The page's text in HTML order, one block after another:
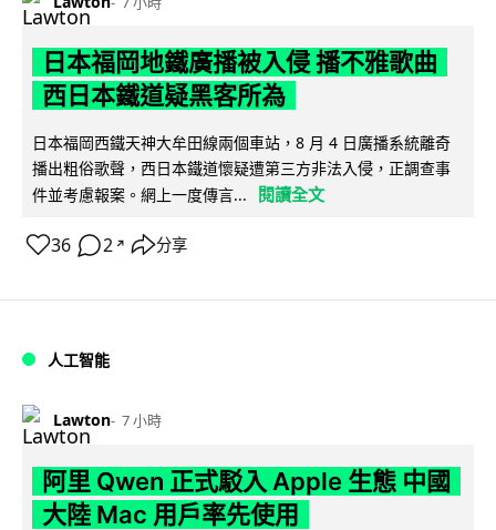
日本福岡地鐵廣播被入侵 播不雅歌曲
西日本鐵道疑黑客所為
日本福岡西鐵天神大牟田線兩個車站，8 月 4 日廣播系統離奇
播出粗俗歌聲，西日本鐵道懷疑遭第三方非法入侵，正調查事
件並考慮報案。網上一度傳言...
閱讀全文
36 2 ↗ 分享
人工智能
Lawton 7 小時
阿里 Qwen 正式駁入 Apple 生態 中國
大陸 Mac 用戶率先使用